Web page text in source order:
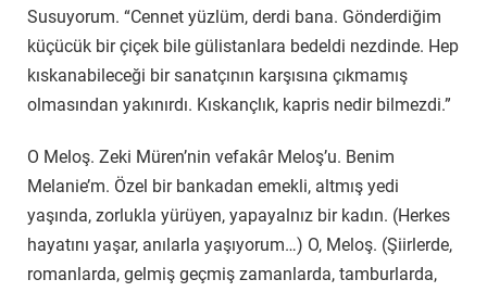
Susuyorum. “Cennet yüzlüm, derdi bana. Gönderdiğim
küçücük bir çiçek bile gülistanlara bedeldi nezdinde. Hep
kıskanabileceği bir sanatçının karşısına çıkmamış
olmasından yakınırdı. Kıskançlık, kapris nedir bilmezdi.”
O Meloş. Zeki Müren’nin vefakâr Meloş’u. Benim
Melanie’m. Özel bir bankadan emekli, altmış yedi
yaşında, zorlukla yürüyen, yapayalnız bir kadın. (Herkes
hayatını yaşar, anılarla yaşıyorum…) O, Meloş. (Şiirlerde,
romanlarda, gelmiş geçmiş zamanlarda, tamburlarda,